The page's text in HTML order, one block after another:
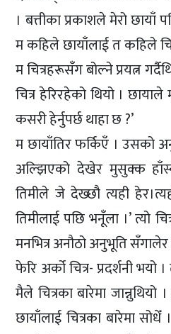
। बत्तीका प्रकाशले मेरो छायाँ
म कहिले छायाँलाई त कहिले
म चित्रहरूसँग बोल्ने प्रयत्न
चित्र हेरिरहेको थियो ।
कसरी हेर्नुपर्छ थाहा छ ?’
म छायाँतिर फर्किएँ । उसको
अल्झिएको देखेर मुसुक्क
तिमीले जे देख्छौ त्यही
तिमीलाई पछि भनूँला ।’ त्यो
मनभित्र अनौठो अनुभूति
फेरि अर्को चित्र- प्रदर्शनी भयो ।
मैले चित्रका बारेमा
छायाँलाई चित्रका बारेमा